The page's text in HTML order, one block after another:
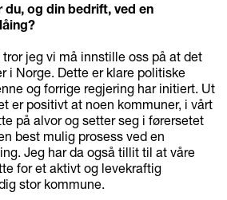
du, og din bedrift, ved en
jeg vi må innstille oss på at det
i Norge. Dette er klare politiske
og forrige regjering har initiert. Ut
er positivt at noen kommuner, i vårt
på alvor og setter seg i førersetet
best mulig prosess ved en
Jeg har da også tillit til at våre
for et aktivt og levekraftig
stor kommune.